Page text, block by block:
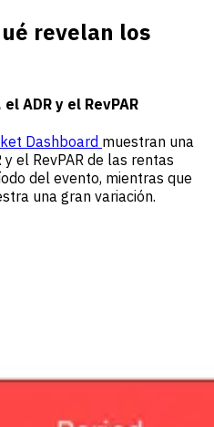
revelan los
ADR y el RevPAR
Dashboard muestran una
el RevPAR de las rentas
del evento, mientras que
una gran variación.